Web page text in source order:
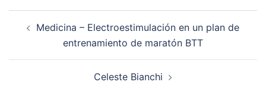
entradas
Medicina – Electroestimulación en un plan de
entrenamiento de maratón BTT
Celeste Bianchi